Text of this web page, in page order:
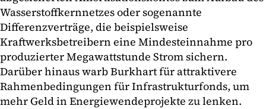
Wasserstoffkernnetzes oder sogenannte
Differenzverträge, die beispielsweise
Kraftwerksbetreibern eine Mindesteinnahme pro
produzierter Megawattstunde Strom sichern.
Darüber hinaus warb Burkhart für attraktivere
Rahmenbedingungen für Infrastrukturfonds, um
mehr Geld in Energiewendeprojekte zu lenken.